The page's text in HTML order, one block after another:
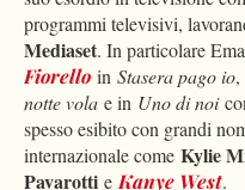
programmi televisivi,
Mediaset. In particolare
Fiorello in Stasera pago io
notte vola e in Uno di noi
spesso esibito con grandi
internazionale come Kylie
Pavarotti eKanye West.